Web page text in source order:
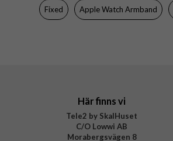
Tillverkarens art nr
Fixed Apple Watch Armband
Här finns vi
Tele2 by SkalHuset
C/O Lowwi AB
Morabergsvägen 8